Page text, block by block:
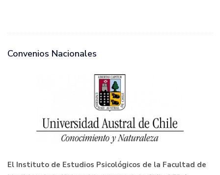
Convenios Nacionales
El Instituto de Estudios Psicológicos de la Facultad de